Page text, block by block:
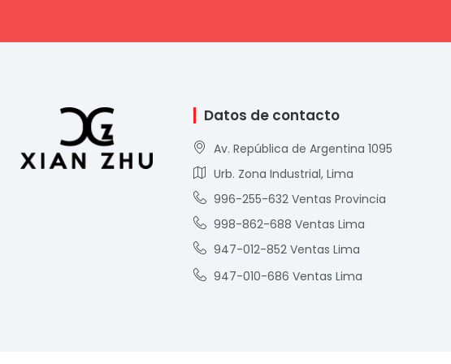
Datos de contacto
Av. República de Argentina 1095
Urb. Zona Industrial, Lima
996-255-632 Ventas Provincia
998-862-688 Ventas Lima
947-012-852 Ventas Lima
947-010-686 Ventas Lima